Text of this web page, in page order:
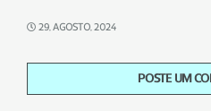
29, AGOSTO, 2024
POSTE UM